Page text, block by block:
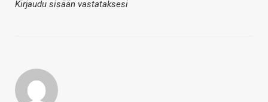
Kirjaudu sisään vastataksesi